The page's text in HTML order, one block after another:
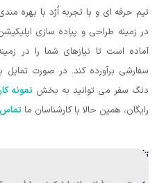
اُرُد با بهره مندی از متخصصان بک
سازی اپلیکیشن های کراس پلتفرم
شما را در زمینه توسعه
در صورت تمایل به مشاهده نمونه
به بخشنمونه کارها مراجعه کنید
کارشناسان ماتماس بگیرید.
سازی شده